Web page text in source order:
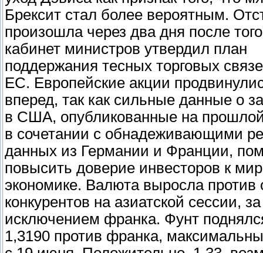
Брексит стал более вероятным.
произошла через два дня после
кабинет министров утвердил план
поддержания тесных торговых
ЕС. Европейские акции
вперед, так как сильные данные о
в США, опубликованные на
в сочетании с обнадеживающими
данных из Германии и Франции,
повысить доверие инвесторов к
экономике. Валюта выросла против
конкурентов на азиатской сессии, за
исключением франка. Фунт
1,3190 против франка,